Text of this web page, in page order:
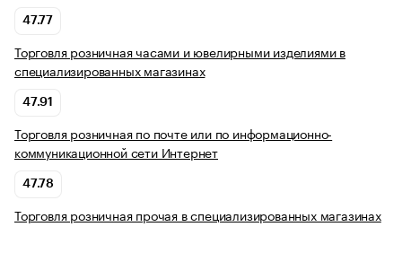
47.77
Торговля розничная часами и ювелирными изделиями в
специализированных магазинах
47.91
Торговля розничная по почте или по информационно-
коммуникационной сети Интернет
47.78
Торговля розничная прочая в специализированных магазинах